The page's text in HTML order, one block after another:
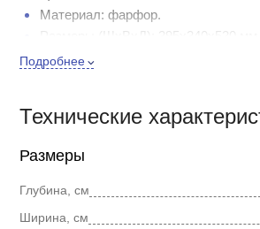
Материал: фарфор.
Размеры (ШхВхД): 395х340х530 мм.
Безободковая конструкция.
Монтаж: подвесной.
Инсталляция Standart INS-
Цвет рамы: синий.
Цельнометаллическая сварная
Подробнее
Технические
Размеры
Глубина, см
Ширина, см